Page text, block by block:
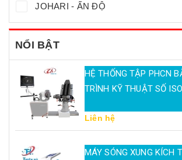
JOHARI - ẤN ĐỘ
NỔI BẬT
HỆ THỐNG TẬP PHCN
TRÌNH KỸ THUẬT SỐ
Liên hệ
MÁY SÓNG XUNG KÍCH